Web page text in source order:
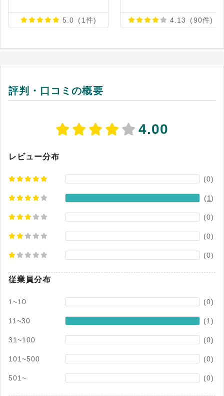
ケア業界。組織独自の勤務ルールや複雑なシフト
シフトの交換も、スマホから簡単に行えます。 ◇
ら、サーバの購入や、特別なソフトが不要です。
◇1スタッフあたりの月額料金も850円～と、コス
受けしますので、お忙しい担当者でも安心です
フト作成で、紙とExcelには泣かされない」がス
介護福祉・ヘルスケア業界の働き方改革を！
検索！
5.0 (1件) 4.13 (90件)
評判・口コミの概要
4.00
レビュー分布
(0)
(1)
(0)
(0)
(0)
従業員分布
1~10 (0)
11~30 (1)
31~100 (0)
101~500 (0)
501~ (0)